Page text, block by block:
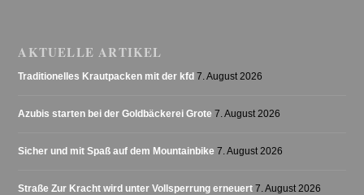
AKTUELLE ARTIKEL
Traditionelles Krautpacken mit der kfd 7. August 2026
Azubis starten bei der Goldbäckerei Grote 7. August 2026
Sicher und mit Spaß auf dem Mountainbike 7. August 2026
Straße Zur Kracht wird unter Vollsperrung erneuert 7. August 2026